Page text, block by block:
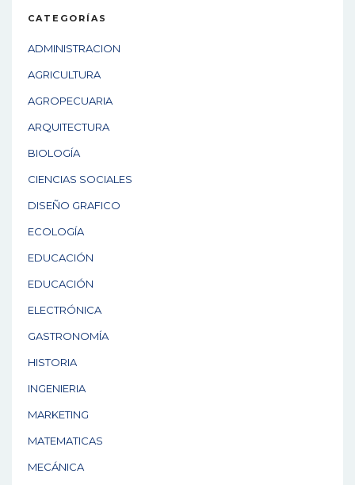
CATEGORÍAS
ADMINISTRACION
AGRICULTURA
AGROPECUARIA
ARQUITECTURA
BIOLOGÍA
CIENCIAS SOCIALES
DISEÑO GRAFICO
ECOLOGÍA
EDUCACIÓN
EDUCACIÓN
ELECTRÓNICA
GASTRONOMÍA
HISTORIA
INGENIERIA
MARKETING
MATEMATICAS
MECÁNICA